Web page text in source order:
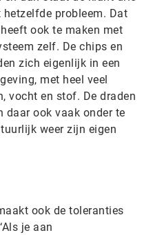
probleem. Dat
ook te maken met
zelf. De chips en
zich eigenlijk in een
met heel veel
vocht en stof. De draden
daar ook vaak onder te
weer zijn eigen
ook de toleranties
je aan